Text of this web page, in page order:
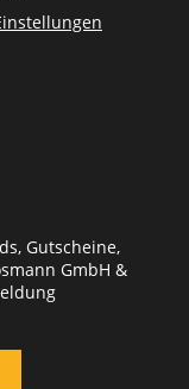
Gutscheine,
GmbH &